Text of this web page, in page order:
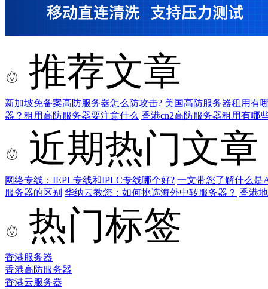
推荐文章
新加坡免备案高防服务器怎么防攻击? 美国高防服务器租用有
器？租用高防服务器要注意什么 香港cn2高防服务器租用有哪
近期热门文章
网络专线：IEPL专线和IPLC专线哪个好? 一文带您了解什么是
服务器的区别 华纳云教您：如何挑选海外中转服务器？ 香港
热门标签
香港服务器
香港高防服务器
香港云服务器